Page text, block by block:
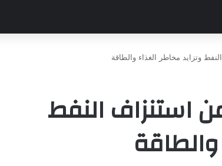
وتزايد مخاطر الغذاء والطاقة
استنزاف النفط
والطاقة